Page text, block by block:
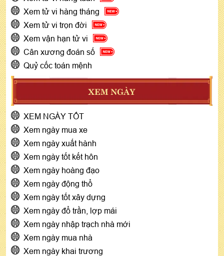
Xem tử vi hàng tháng
Xem tử vi trọn đời
Xem vận hạn tử vi
Cân xương đoán số
Quỷ cốc toán mệnh
XEM NGÀY
XEM NGÀY TỐT
Xem ngày mua xe
Xem ngày xuất hành
Xem ngày tốt kết hôn
Xem ngày hoàng đạo
Xem ngày động thổ
Xem ngày tốt xây dựng
Xem ngày đổ trần, lợp mái
Xem ngày nhập trạch nhà mới
Xem ngày mua nhà
Xem ngày khai trương